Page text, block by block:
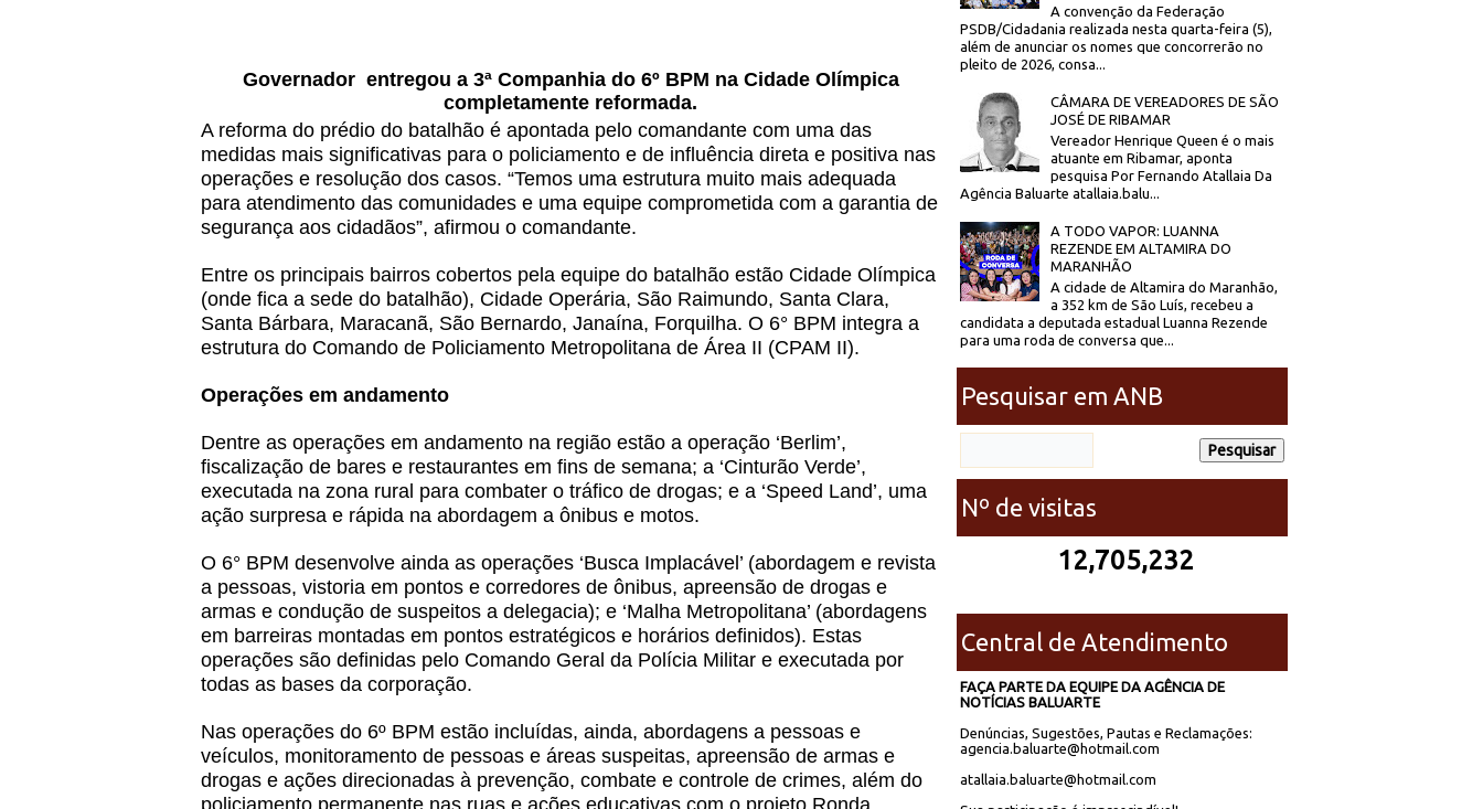
Governador entregou a 3ª Companhia do 6º BPM na Cidade Olímpica
completamente reformada.
A reforma do prédio do batalhão é apontada pelo comandante com uma das
medidas mais significativas para o policiamento e de influência direta e positiva nas
operações e resolução dos casos. “Temos uma estrutura muito mais adequada
para atendimento das comunidades e uma equipe comprometida com a garantia de
segurança aos cidadãos”, afirmou o comandante.
Entre os principais bairros cobertos pela equipe do batalhão estão Cidade Olímpica
(onde fica a sede do batalhão), Cidade Operária, São Raimundo, Santa Clara,
Santa Bárbara, Maracanã, São Bernardo, Janaína, Forquilha. O 6° BPM integra a
estrutura do Comando de Policiamento Metropolitana de Área II (CPAM II).
Operações em andamento
Dentre as operações em andamento na região estão a operação ‘Berlim’,
fiscalização de bares e restaurantes em fins de semana; a ‘Cinturão Verde’,
executada na zona rural para combater o tráfico de drogas; e a ‘Speed Land’, uma
ação surpresa e rápida na abordagem a ônibus e motos.
O 6° BPM desenvolve ainda as operações ‘Busca Implacável’ (abordagem e revista
a pessoas, vistoria em pontos e corredores de ônibus, apreensão de drogas e
armas e condução de suspeitos a delegacia); e ‘Malha Metropolitana’ (abordagens
em barreiras montadas em pontos estratégicos e horários definidos). Estas
operações são definidas pelo Comando Geral da Polícia Militar e executada por
todas as bases da corporação.
Nas operações do 6º BPM estão incluídas, ainda, abordagens a pessoas e
veículos, monitoramento de pessoas e áreas suspeitas, apreensão de armas e
drogas e ações direcionadas à prevenção, combate e controle de crimes, além do
policiamento permanente nas ruas e ações educativas com o projeto Ronda
A convenção da Federação
PSDB/Cidadania realizada nesta quarta-feira (5),
além de anunciar os nomes que concorrerão no
pleito de 2026, consa...
CÂMARA DE VEREADORES DE SÃO
JOSÉ DE RIBAMAR
Vereador Henrique Queen é o mais
atuante em Ribamar, aponta
pesquisa Por Fernando Atallaia Da
Agência Baluarte atallaia.balu...
A TODO VAPOR: LUANNA
REZENDE EM ALTAMIRA DO
MARANHÃO
A cidade de Altamira do Maranhão,
a 352 km de São Luís, recebeu a
candidata a deputada estadual Luanna Rezende
para uma roda de conversa que...
Pesquisar em ANB
Nº de visitas
12,705,232
Central de Atendimento
FAÇA PARTE DA EQUIPE DA AGÊNCIA DE
NOTÍCIAS BALUARTE
Denúncias, Sugestões, Pautas e Reclamações:
agencia.baluarte@hotmail.com
atallaia.baluarte@hotmail.com